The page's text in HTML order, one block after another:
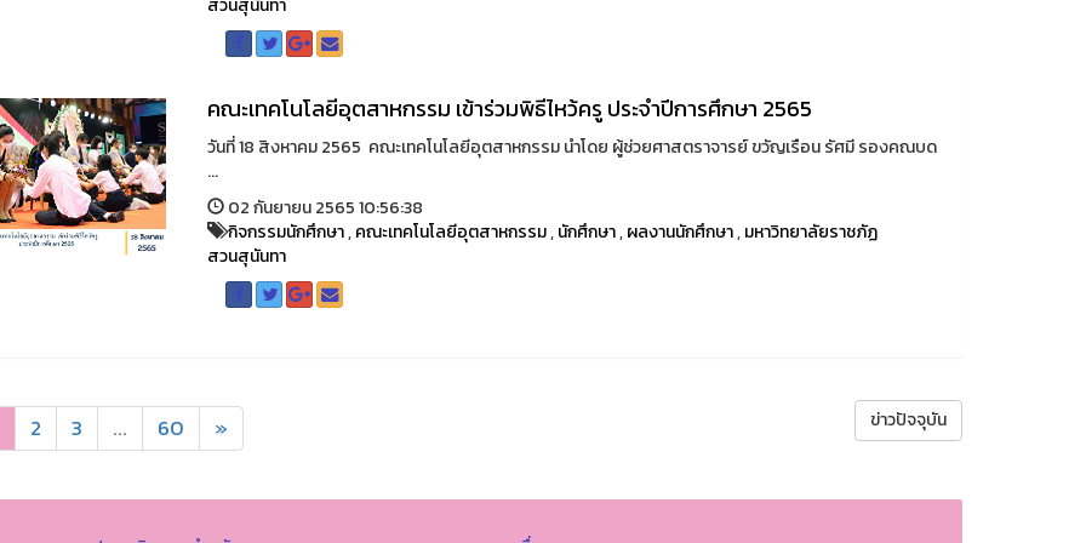
สวนสุนันทา
คณะเทคโนโลยีอุตสาหกรรม เข้าร่วมพิธีไหว้ครู ประจำปีการศึกษา 2565
วันที่ 18 สิงหาคม 2565 คณะเทคโนโลยีอุตสาหกรรม นำโดย ผู้ช่วยศาสตราจารย์ ขวัญเรือน รัศมี รองคณบด
...
02 กันยายน 2565 10:56:38
กิจกรรมนักศึกษา,คณะเทคโนโลยีอุตสาหกรรม,นักศึกษา,ผลงานนักศึกษา,มหาวิทยาลัยราชภัฏ
สวนสุนันทา
2 3 ... 60 » ข่าวปัจจุบัน